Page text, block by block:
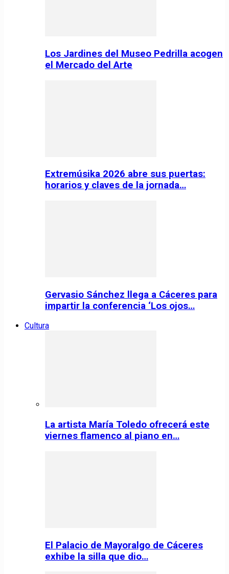
Los Jardines del Museo Pedrilla acogen
el Mercado del Arte
Extremúsika 2026 abre sus puertas:
horarios y claves de la jornada…
Gervasio Sánchez llega a Cáceres para
impartir la conferencia ‘Los ojos…
Cultura
La artista María Toledo ofrecerá este
viernes flamenco al piano en…
El Palacio de Mayoralgo de Cáceres
exhibe la silla que dio…